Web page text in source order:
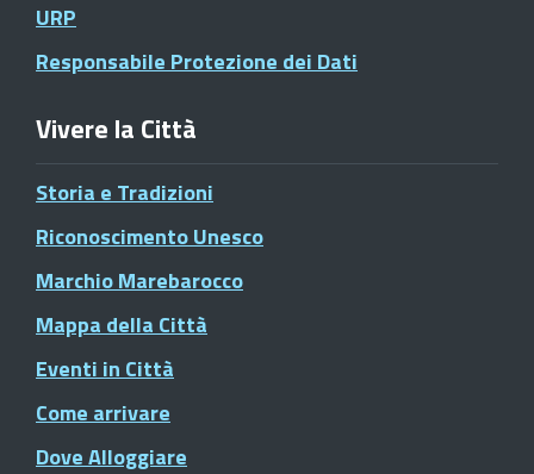
URP
Responsabile Protezione dei Dati
Vivere la Città
Storia e Tradizioni
Riconoscimento Unesco
Marchio Marebarocco
Mappa della Città
Eventi in Città
Come arrivare
Dove Alloggiare